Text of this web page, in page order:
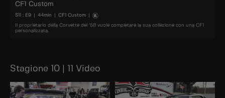
CF1 Custom
S11 : E9 44min CF1 Custom
Il proprietario della Corvette del '58 vuole completare la sua collezione con una CF1
personalizzata.
Stagione 10 | 11 Video